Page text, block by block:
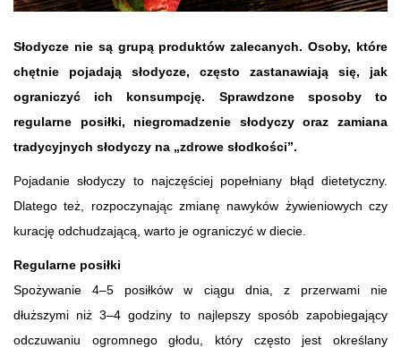
Słodycze nie są grupą produktów zalecanych. Osoby, które
chętnie pojadają słodycze, często zastanawiają się, jak
ograniczyć ich konsumpcję. Sprawdzone sposoby to
regularne posiłki, niegromadzenie słodyczy oraz zamiana
tradycyjnych słodyczy na „zdrowe słodkości”.
Pojadanie słodyczy to najczęściej popełniany błąd dietetyczny.
Dlatego też, rozpoczynając zmianę nawyków żywieniowych czy
kurację odchudzającą, warto je ograniczyć w diecie.
Regularne posiłki
Spożywanie 4–5 posiłków w ciągu dnia, z przerwami nie
dłuższymi niż 3–4 godziny to najlepszy sposób zapobiegający
odczuwaniu ogromnego głodu, który często jest określany